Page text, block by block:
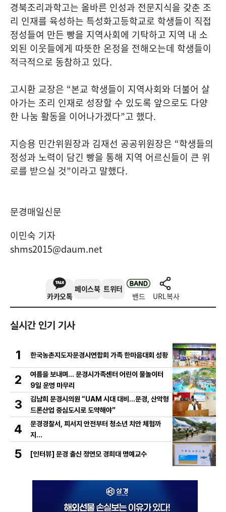
경북조리과학고는 올바른 인성과 전문지식을 갖춘 조
리 인재를 육성하는 특성화고등학교로 학생들이 직접
정성들여 만든 빵을 지역사회에 기탁하고 지역 내 소
외된 이웃들에게 따뜻한 온정을 전해오는데 학생들이
적극적으로 동참하고 있다.
고시환 교장은 “본교 학생들이 지역사회와 더불어 살
아가는 조리 인재로 성장할 수 있도록 앞으로도 다양
한 나눔 활동을 이어나가겠다”고 했다.
지승용 민간위원장과 김재선 공공위원장은 “학생들의
정성과 노력이 담긴 빵을 통해 지역 어르신들이 큰 위
로를 받으실 것”이라고 말했다.
문경매일신문
이민숙 기자
shms2015@daum.net
카카오톡
페이스북 트위터
밴드 URL복사
실시간 인기 기사
1 한국농촌지도자문경시연합회 가족 한마음대회 성황
2
여름을 보내며… 문경시가족센터 어린이 물놀이터
9일 운영 마무리
3
김남희 문경시의원 “UAM 시대 대비…문경, 산악형
드론산업 중심도시로 도약해야”
4
문경경찰서, 피서지 안전부터 청소년 치안 체험까
지…
5 [인터뷰] 문경 출신 정연모 경희대 명예교수